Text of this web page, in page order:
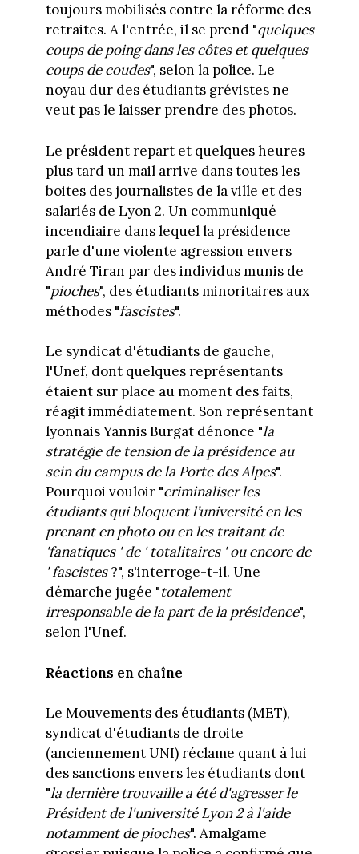
toujours mobilisés contre la réforme des
retraites. A l'entrée, il se prend "quelques
coups de poing dans les côtes et quelques
coups de coudes", selon la police. Le
noyau dur des étudiants grévistes ne
veut pas le laisser prendre des photos.
Le président repart et quelques heures
plus tard un mail arrive dans toutes les
boites des journalistes de la ville et des
salariés de Lyon 2. Un communiqué
incendiaire dans lequel la présidence
parle d'une violente agression envers
André Tiran par des individus munis de
"pioches", des étudiants minoritaires aux
méthodes "fascistes".
Le syndicat d'étudiants de gauche,
l'Unef, dont quelques représentants
étaient sur place au moment des faits,
réagit immédiatement. Son représentant
lyonnais Yannis Burgat dénonce "la
stratégie de tension de la présidence au
sein du campus de la Porte des Alpes".
Pourquoi vouloir "criminaliser les
étudiants qui bloquent l’université en les
prenant en photo ou en les traitant de
'fanatiques ' de ' totalitaires ' ou encore de
' fascistes?", s'interroge-t-il. Une
démarche jugée "totalement
irresponsable de la part de la présidence",
selon l'Unef.
Réactions en chaîne
Le Mouvements des étudiants (MET),
syndicat d'étudiants de droite
(anciennement UNI) réclame quant à lui
des sanctions envers les étudiants dont
"la dernière trouvaille a été d'agresser le
Président de l'université Lyon 2 à l'aide
notamment de pioches". Amalgame